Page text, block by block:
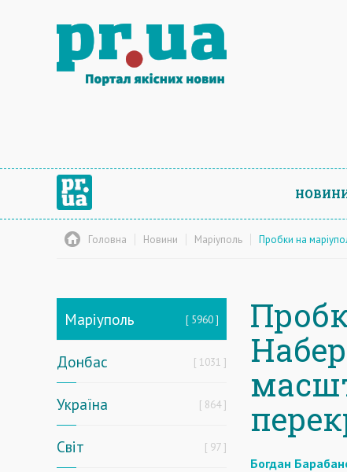
Головна Новини Маріуполь Пробки на
Маріуполь 5960
Донбас 1031
Україна 864
Світ 97
Богдан